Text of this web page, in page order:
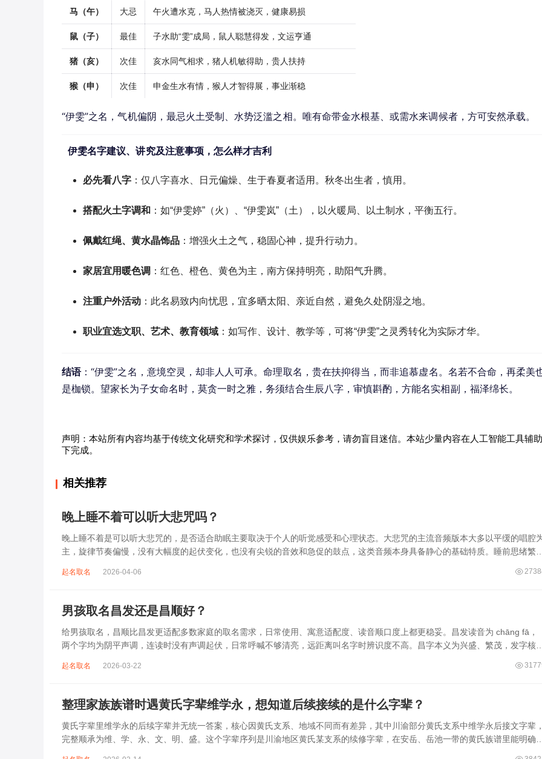
马（午） 大忌 午火遭水克，马人热情被浇灭，健康易损
鼠（子） 最佳 子水助“雯”成局，鼠人聪慧得发，文运亨通
猪（亥） 次佳 亥水同气相求，猪人机敏得助，贵人扶持
猴（申） 次佳 申金生水有情，猴人才智得展，事业渐稳
“伊雯”之名，气机偏阴，最忌火土受制、水势泛滥之相。唯有命带金水根基、或需水来调候者，方可安然承载。
伊雯名字建议、讲究及注意事项，怎么样才吉利
必先看八字 ：仅八字喜水、日元偏燥、生于春夏者适用。秋冬出生者，慎用。
搭配火土字调和 ：如“伊雯婷”（火）、“伊雯岚”（土），以火暖局、以土制水，平衡五行。
佩戴红绳、黄水晶饰品 ：增强火土之气，稳固心神，提升行动力。
家居宜用暖色调 ：红色、橙色、黄色为主，南方保持明亮，助阳气升腾。
注重户外活动 ：此名易致内向忧思，宜多晒太阳、亲近自然，避免久处阴湿之地。
职业宜选文职、艺术、教育领域 ：如写作、设计、教学等，可将“伊雯”之灵秀转化为实际才华。
结语：“伊雯”之名，意境空灵，却非人人可承。命理取名，贵在扶抑得当，而非追慕虚名。名若不合命，再柔美
是枷锁。望家长为子女命名时，莫贪一时之雅，务须结合生辰八字，审慎斟酌，方能名实相副，福泽绵长。
声明：本站所有内容均基于传统文化研究和学术探讨，仅供娱乐参考，请勿盲目迷信。本站少量内容在人工智能工具辅助
下完成。
相关推荐
晚上睡不着可以听大悲咒吗？
晚上睡不着是可以听大悲咒的，是否适合助眠主要取决于个人的听觉感受和心理状态。大悲咒的主流音频版本大多以平缓的唱腔
主，旋律节奏偏慢，没有大幅度的起伏变化，也没有尖锐的音效和急促的鼓点，这类音频本身具备静心的基础特质。睡前思绪繁
起名取名 2026-04-06
男孩取名昌发还是昌顺好？
给男孩取名，昌顺比昌发更适配多数家庭的取名需求，日常使用、寓意适配度、读音顺口度上都更稳妥。昌发读音为 chāng fā，
两个字均为阴平声调，连读时没有声调起伏，日常呼喊不够清亮，远距离叫名字时辨识度不高。昌字本义为兴盛、繁茂，发字核
起名取名 2026-03-22
整理家族族谱时遇黄氏字辈维学永，想知道后续接续的是什么字辈？
黄氏字辈里维学永的后续字辈并无统一答案，核心因黄氏支系、地域不同而有差异，其中川渝部分黄氏支系中维学永后接文字辈
完整顺承为维、学、永、文、明、盛。这个字辈序列是川渝地区黄氏某支系的续修字辈，在安岳、岳池一带的黄氏族谱里能明确